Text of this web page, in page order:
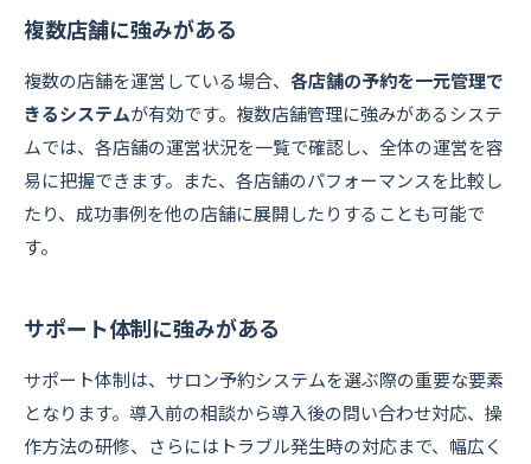
複数店舗に強みがある
複数の店舗を運営している場合、 各店舗の予約を一元管理で
きるシステムが有効です。複数店舗管理に強みがあるシステ
ムでは、各店舗の運営状況を一覧で確認し、全体の運営を容
易に把握できます。また、各店舗のパフォーマンスを比較し
たり、成功事例を他の店舗に展開したりすることも可能で
す。
サポート体制に強みがある
サポート体制は、サロン予約システムを選ぶ際の重要な要素
となります。導入前の相談から導入後の問い合わせ対応、操
作方法の研修、さらにはトラブル発生時の対応まで、幅広く